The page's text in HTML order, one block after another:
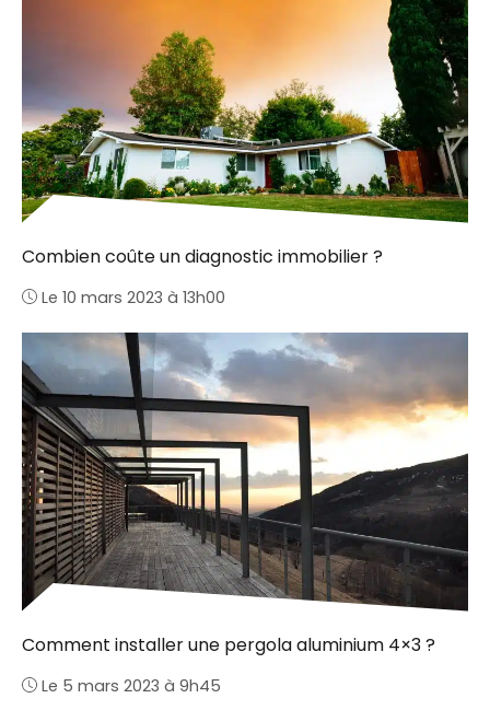
Combien coûte un diagnostic immobilier ?
Le 10 mars 2023 à 13h00
Comment installer une pergola aluminium 4×3 ?
Le 5 mars 2023 à 9h45